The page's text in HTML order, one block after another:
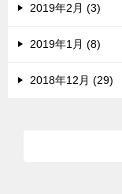
2019年2月 (3)
2019年1月 (8)
2018年12月 (29)